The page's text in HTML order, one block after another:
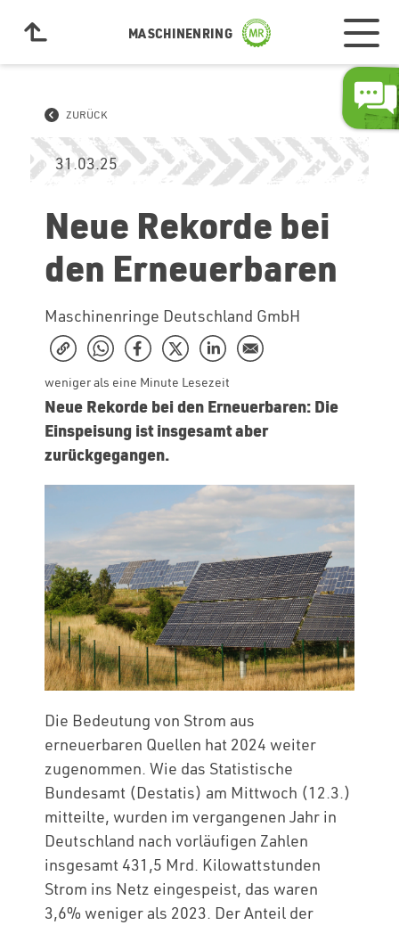
MASCHINENRING
ZURÜCK
31.03.25
Neue Rekorde bei
den Erneuerbaren
Maschinenringe Deutschland GmbH
weniger als eine Minute Lesezeit
Neue Rekorde bei den Erneuerbaren: Die
Einspeisung ist insgesamt aber
zurückgegangen.
Die Bedeutung von Strom aus
erneuerbaren Quellen hat 2024 weiter
zugenommen. Wie das Statistische
Bundesamt (Destatis) am Mittwoch (12.3.)
mitteilte, wurden im vergangenen Jahr in
Deutschland nach vorläufigen Zahlen
insgesamt 431,5 Mrd. Kilowattstunden
Strom ins Netz eingespeist, das waren
3,6% weniger als 2023. Der Anteil der